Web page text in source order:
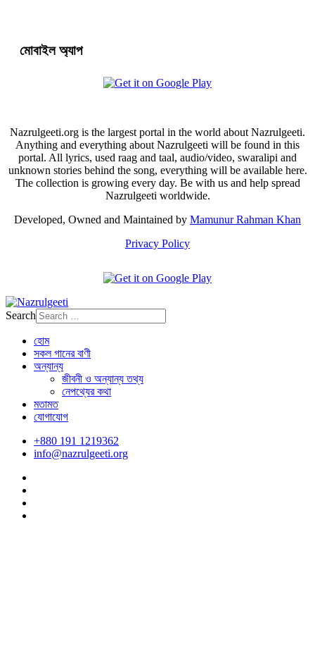
মোবাইল অ্যাপ
Nazrulgeeti.org is the largest portal in the world about Nazrulgeeti.
Anything and everything about Nazrulgeeti will be found in this
portal. All lyrics, used raag and taal, audio/video, swaralipi and
unknown stories behind the song, everything will be available here.
The collection is growing every day. Be with us and help spread
Nazrulgeeti worldwide.
Developed, Owned and Maintained by Mamunur Rahman Khan
Privacy Policy
Search
হোম
সকল গানের বাণী
অন্যান্য
জীবনী ও অন্যান্য তথ্য
নেপথ্যের কথা
মতামত
যোগাযোগ
+880 191 1219362
info@nazrulgeeti.org